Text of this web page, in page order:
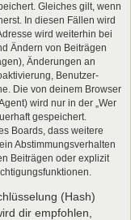
Gleiches gilt, wenn
In diesen Fällen wird
wird weiterhin bei
Ändern von Beiträgen
Änderungen an
Benutzer-
Die von deinem Browser
wird nur in der „Wer
gespeichert.
Boards, dass weitere
Abstimmungsverhalten
Beiträgen oder explizit
(Hash)
dir empfohlen,